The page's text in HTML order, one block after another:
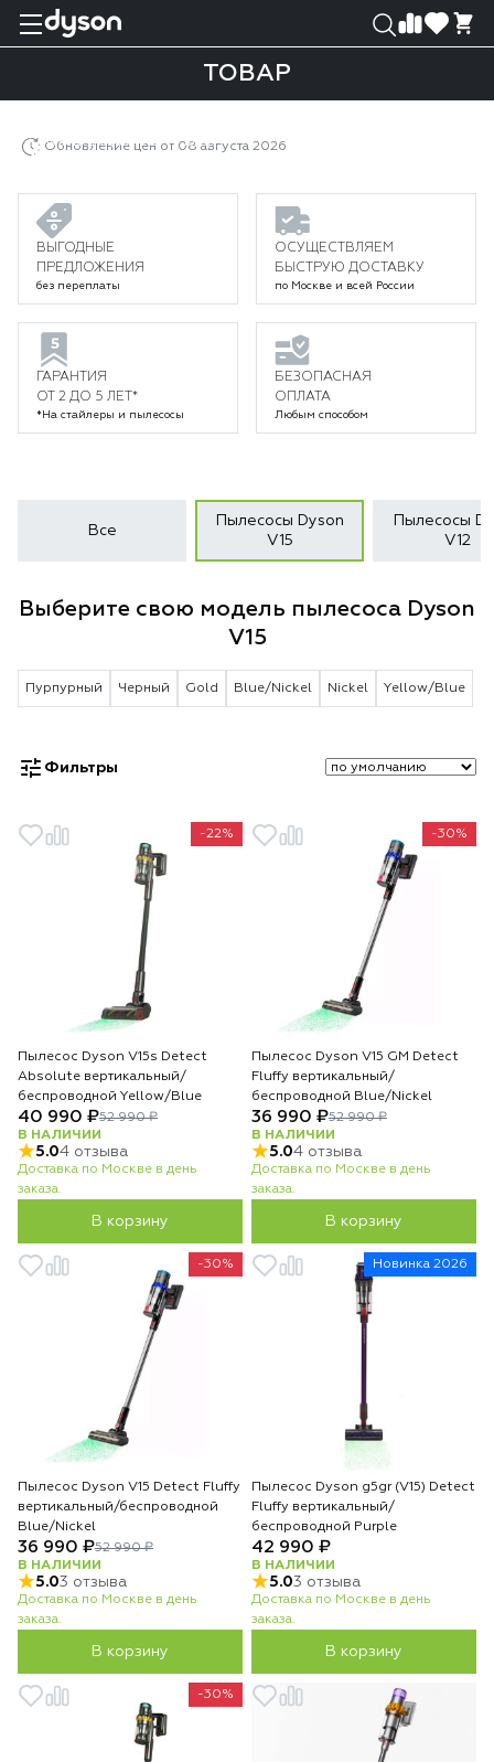
ТОВАР
Пылесосы Dyson V15
Товар
Обновление цен от 08 августа 2026
ВЫГОДНЫЕ
ПРЕДЛОЖЕНИЯ
без переплаты
ОСУЩЕСТВЛЯЕМ
БЫСТРУЮ ДОСТАВКУ
по Москве и всей России
ГАРАНТИЯ
ОТ 2 ДО 5 ЛЕТ*
*На стайлеры и пылесосы
БЕЗОПАСНАЯ
ОПЛАТА
Любым способом
Все
Пылесосы Dyson
V15
Пылесосы
V12
Выберите свою модель пылесоса Dyson
V15
Пурпурный Черный Gold Blue/Nickel Nickel Yellow/Blue
Фильтры
-22%
Пылесос Dyson V15s Detect
Absolute вертикальный/
беспроводной Yellow/Blue
40 990 ₽52 990 ₽
В НАЛИЧИИ
5.04 отзыва
Доставка по Москве в день
заказа.
В корзину
-30%
Пылесос Dyson V15 GM Detect
Fluffy вертикальный/
беспроводной Blue/Nickel
36 990 ₽52 990 ₽
В НАЛИЧИИ
5.04 отзыва
Доставка по Москве в день
заказа.
В корзину
-30%
Пылесос Dyson V15 Detect Fluffy
вертикальный/беспроводной
Blue/Nickel
36 990 ₽52 990 ₽
В НАЛИЧИИ
5.03 отзыва
Доставка по Москве в день
заказа.
В корзину
Новинка 2026
Пылесос Dyson g5gr (V15) Detect
Fluffy вертикальный/
беспроводной Purple
42 990 ₽
В НАЛИЧИИ
5.03 отзыва
Доставка по Москве в день
заказа.
В корзину
-30%